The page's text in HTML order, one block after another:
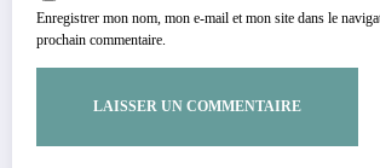
Enregistrer mon nom, mon e-mail et mon site dans le
prochain commentaire.